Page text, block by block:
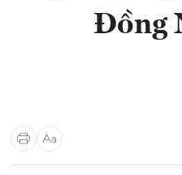
Đồng